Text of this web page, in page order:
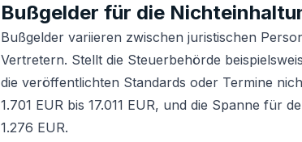
Bußgelder für die
Bußgelder variieren zwischen juristischen
Vertretern. Stellt die Steuerbehörde
die veröffentlichten Standards oder Termine
1.701 EUR bis 17.011 EUR, und die Spanne für
1.276 EUR.